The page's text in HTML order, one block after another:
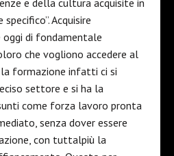
e della cultura acquisite in
Acquisire
oggi di fondamentale
che vogliono accedere al
formazione infatti ci si
settore e si ha la
come forza lavoro pronta
senza dover essere
con tuttalpiù la